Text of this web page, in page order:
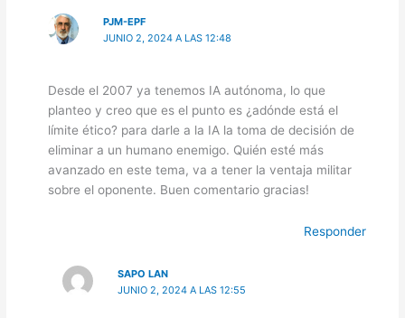
PJM-EPF
JUNIO 2, 2024 A LAS 12:48
Desde el 2007 ya tenemos IA autónoma, lo que
planteo y creo que es el punto es ¿adónde está el
límite ético? para darle a la IA la toma de decisión de
eliminar a un humano enemigo. Quién esté más
avanzado en este tema, va a tener la ventaja militar
sobre el oponente. Buen comentario gracias!
Responder
SAPO LAN
JUNIO 2, 2024 A LAS 12:55